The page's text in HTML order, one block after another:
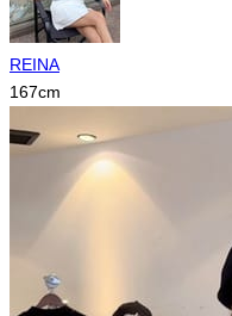
REINA
167cm